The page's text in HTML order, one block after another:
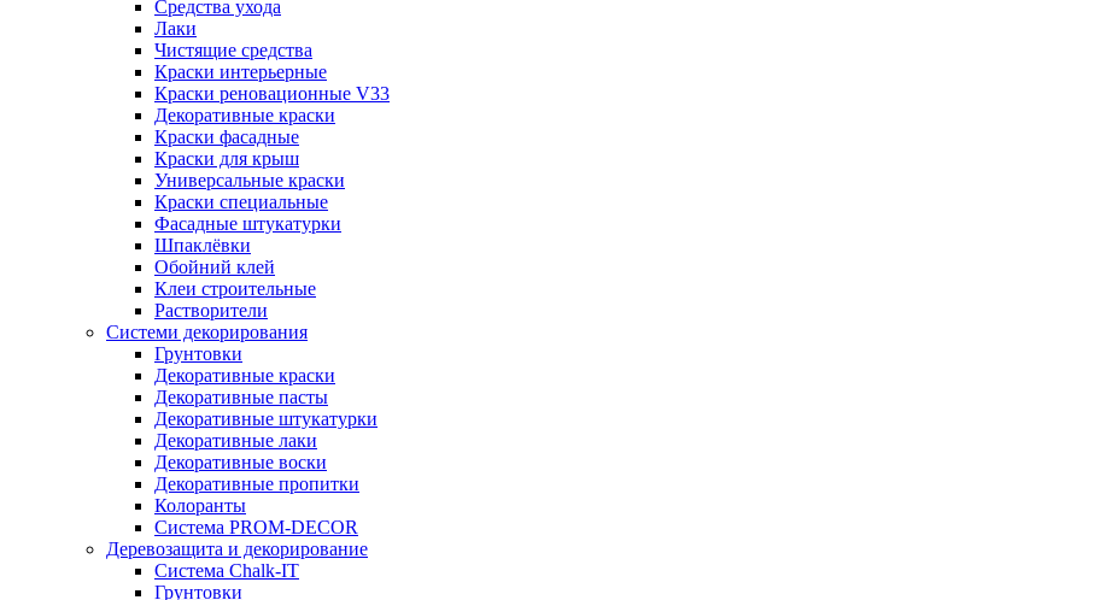
Средства ухода
Лаки
Чистящие средства
Краски интерьерные
Краски реновационные V33
Декоративные краски
Краски фасадные
Краски для крыш
Универсальные краски
Краски специальные
Фасадные штукатурки
Шпаклёвки
Обойний клей
Клеи строительные
Растворители
Системи декорирования
Грунтовки
Декоративные краски
Декоративные пасты
Декоративные штукатурки
Декоративные лаки
Декоративные воски
Декоративные пропитки
Колоранты
Система PROM-DECOR
Деревозащита и декорирование
Система Chalk-IT
Грунтовки